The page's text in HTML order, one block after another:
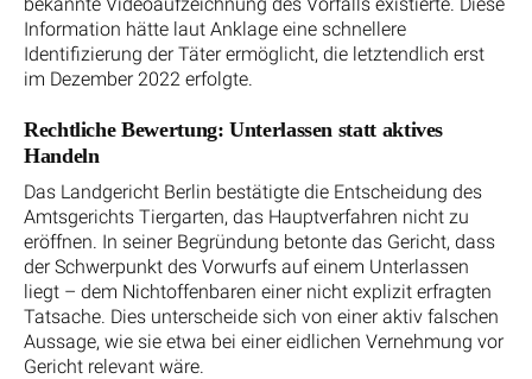
Information hätte laut Anklage eine schnellere
Identifizierung der Täter ermöglicht, die letztendlich erst
im Dezember 2022 erfolgte.
Rechtliche Bewertung: Unterlassen statt aktives
Handeln
Das Landgericht Berlin bestätigte die Entscheidung des
Amtsgerichts Tiergarten, das Hauptverfahren nicht zu
eröffnen. In seiner Begründung betonte das Gericht, dass
der Schwerpunkt des Vorwurfs auf einem Unterlassen
liegt – dem Nichtoffenbaren einer nicht explizit erfragten
Tatsache. Dies unterscheide sich von einer aktiv falschen
Aussage, wie sie etwa bei einer eidlichen Vernehmung vor
Gericht relevant wäre.